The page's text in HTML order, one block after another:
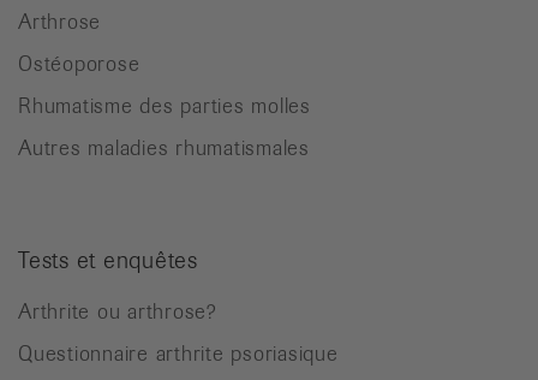
Arthrose
Ostéoporose
Rhumatisme des parties molles
Autres maladies rhumatismales
Tests et enquêtes
Arthrite ou arthrose?
Questionnaire arthrite psoriasique